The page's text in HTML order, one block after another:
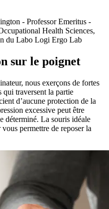
- Professor Emeritus -
Health Sciences,
du Labo Logi Ergo Lab
sur le poignet
nous exerçons de fortes
qui traversent la partie
d’aucune protection de la
excessive peut être
déterminé. La souris idéale
permettre de reposer la